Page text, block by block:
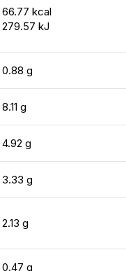
66.77 kcal
279.57 kJ
0.88 g
8.11 g
4.92 g
3.33 g
2.13 g
0.47 g